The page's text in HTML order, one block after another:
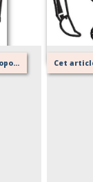
Cet article n'est plus proposé, retournez au menu principal ou contactez moi!